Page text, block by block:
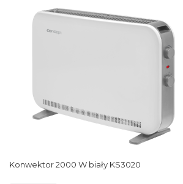
Konwektor 2000 W biały KS3020